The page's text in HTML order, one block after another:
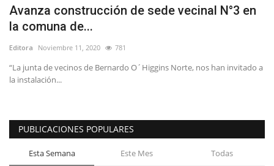
Espectáculos
Avanza construcción de sede vecinal N°3 en
la comuna de...
Editora Noviembre 11, 2020 781
“La junta de vecinos de Bernardo O´Higgins Norte, nos han invitado a
la instalación...
PUBLICACIONES POPULARES
Esta Semana Este Mes Todas